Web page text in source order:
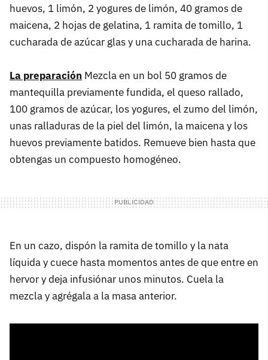
huevos, 1 limón, 2 yogures de limón, 40 gramos de
maicena, 2 hojas de gelatina, 1 ramita de tomillo, 1
cucharada de azúcar glas y una cucharada de harina.
La preparación Mezcla en un bol 50 gramos de
mantequilla previamente fundida, el queso rallado,
100 gramos de azúcar, los yogures, el zumo del limón,
unas ralladuras de la piel del limón, la maicena y los
huevos previamente batidos. Remueve bien hasta que
obtengas un compuesto homogéneo.
En un cazo, dispón la ramita de tomillo y la nata
líquida y cuece hasta momentos antes de que entre en
hervor y deja infusiónar unos minutos. Cuela la
mezcla y agrégala a la masa anterior.